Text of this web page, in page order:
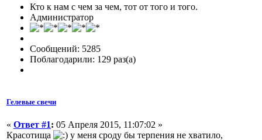
Кто к нам с чем за чем, тот от того и того.
Администратор
Сообщений: 5285
Поблагодарили: 129 раз(а)
Гелевые свечи
« Ответ #1: 05 Апреля 2015, 11:07:02 »
Красотища
у меня сроду бы терпения не хватило,